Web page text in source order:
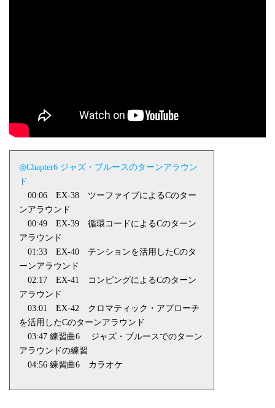
◎Chapter6 ジャズ・ブルースのターンアラウン
ド
00:06 EX-38 ツーファイブによるCのター
ンアラウンド
00:49 EX-39 循環コードによるCのターン
アラウンド
01:33 EX-40 テンションを活用したCのタ
ーンアラウンド
02:17 EX-41 コンピングによるCのターン
アラウンド
03:01 EX-42 クロマティック・アプローチ
を活用したCのターンアラウンド
03:47 練習曲6 ジャズ・ブルースでのターン
アラウンドの練習
04:56 練習曲6 カラオケ